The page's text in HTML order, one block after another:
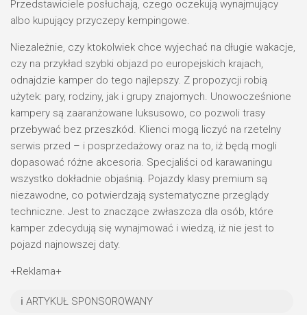
Przedstawiciele posłuchają, czego oczekują wynajmujący
albo kupujący przyczepy kempingowe.
Niezależnie, czy ktokolwiek chce wyjechać na długie wakacje,
czy na przykład szybki objazd po europejskich krajach,
odnajdzie kamper do tego najlepszy. Z propozycji robią
użytek: pary, rodziny, jak i grupy znajomych. Unowocześnione
kampery są zaaranżowane luksusowo, co pozwoli trasy
przebywać bez przeszkód. Klienci mogą liczyć na rzetelny
serwis przed – i posprzedażowy oraz na to, iż będą mogli
dopasować różne akcesoria. Specjaliści od karawaningu
wszystko dokładnie objaśnią. Pojazdy klasy premium są
niezawodne, co potwierdzają systematyczne przeglądy
techniczne. Jest to znaczące zwłaszcza dla osób, które
kamper zdecydują się wynajmować i wiedzą, iż nie jest to
pojazd najnowszej daty.
+Reklama+
ℹ️ ARTYKUŁ SPONSOROWANY